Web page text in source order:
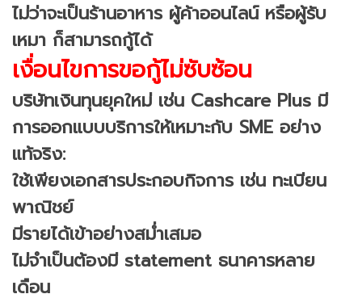
ไม่ว่าจะเป็นร้านอาหาร ผู้ค้าออนไลน์ หรือผู้รับ
เหมา ก็สามารถกู้ได้
เงื่อนไขการขอกู้ไม่ซับซ้อน
บริษัทเงินทุนยุคใหม่ เช่น Cashcare Plus มี
การออกแบบบริการให้เหมาะกับ SME อย่าง
แท้จริง:
ใช้เพียงเอกสารประกอบกิจการ เช่น ทะเบียน
พาณิชย์
มีรายได้เข้าอย่างสม่ำเสมอ
ไม่จำเป็นต้องมี statement ธนาคารหลาย
เดือน